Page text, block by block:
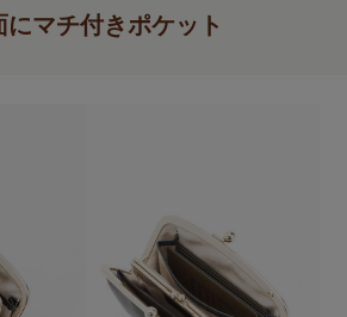
にマチ付きポケット